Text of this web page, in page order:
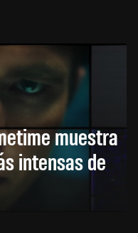
muestra
intensas de